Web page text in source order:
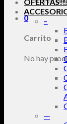
0
Carrito
No hay
–
—